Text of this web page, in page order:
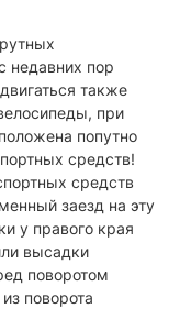
недавних пор
также
при
попутно
средств!
средств
заезд на эту
у правого края
высадки
поворотом
поворота